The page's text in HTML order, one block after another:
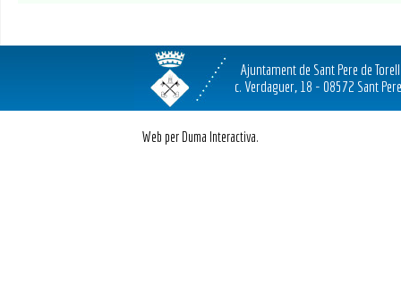
Ajuntament de Sant Pere de
c. Verdaguer, 18 - 08572 Sant
Web per Duma Interactiva.